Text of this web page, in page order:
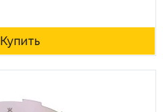
Купить